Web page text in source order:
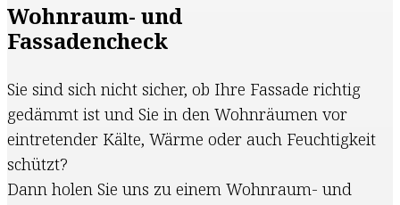
Wohnraum- und
Fassadencheck
Sie sind sich nicht sicher, ob Ihre Fassade richtig
gedämmt ist und Sie in den Wohnräumen vor
eintretender Kälte, Wärme oder auch Feuchtigkeit
schützt?
Dann holen Sie uns zu einem Wohnraum- und